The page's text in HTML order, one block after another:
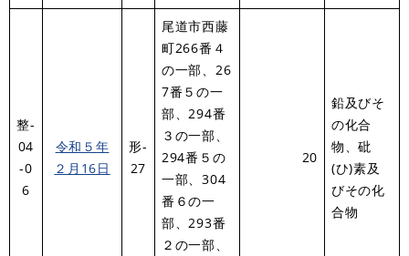
整-
04
-0
6
令和５年
２月16日
形-
27
尾道市西藤
町266番４
の一部、26
7番５の一
部、294番
３の一部、
294番５の
一部、304
番６の一
部、293番
２の一部、
20
鉛及びそ
の化合
物、砒
(ひ)素及
びその化
合物